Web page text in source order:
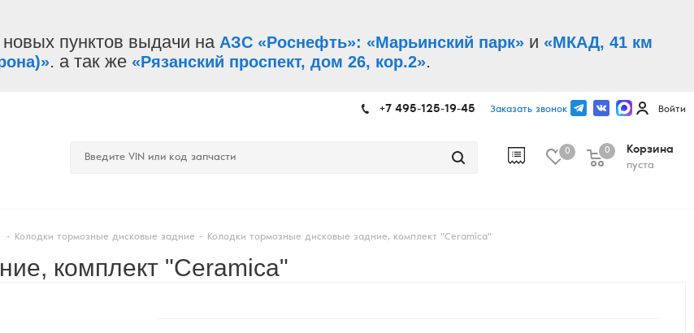
пунктов выдачи на АЗС «Роснефть»: «Марьинский парк» и «МКАД, 41 км
. а так же «Рязанский проспект, дом 26, кор.2».
+7 495-125-19-45 Заказать звонок Войти
0
Корзина
пуста
0
- Колодки тормозные дисковые задние - Колодки тормозные дисковые задние, комплект "Ceramica"
комплект "Ceramica"